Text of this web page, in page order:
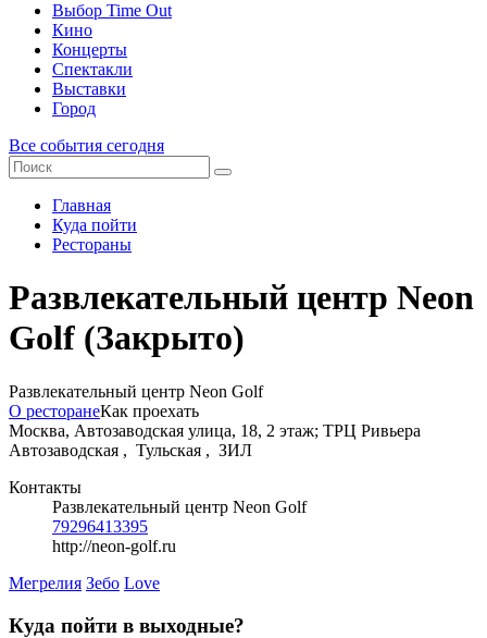
Выбор Time Out
Кино
Концерты
Спектакли
Выставки
Город
Все события сегодня
Главная
Куда пойти
Рестораны
Развлекательный центр Neon
Golf (Закрыто)
Развлекательный центр Neon Golf
О ресторанеКак проехать
Москва, Автозаводская улица, 18, 2 этаж; ТРЦ Ривьера
Автозаводская , Тульская , ЗИЛ
Контакты
Развлекательный центр Neon Golf
79296413395
http://neon-golf.ru
Мегрелия Зебо Love
Куда пойти в выходные?